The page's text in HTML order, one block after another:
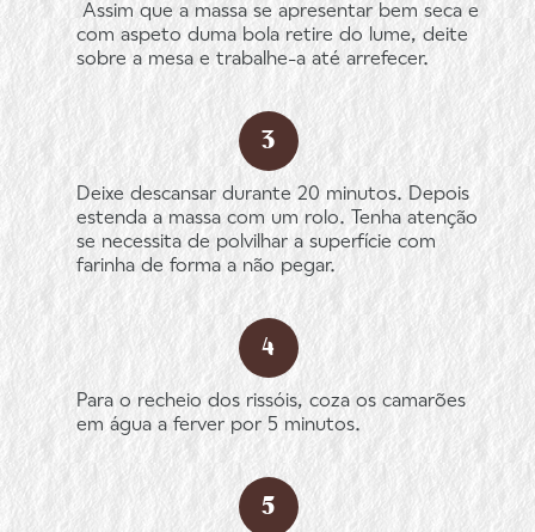
Assim que a massa se apresentar bem seca e
com aspeto duma bola retire do lume, deite
sobre a mesa e trabalhe-a até arrefecer.
Deixe descansar durante 20 minutos. Depois
estenda a massa com um rolo. Tenha atenção
se necessita de polvilhar a superfície com
farinha de forma a não pegar.
Para o recheio dos rissóis, coza os camarões
em água a ferver por 5 minutos.